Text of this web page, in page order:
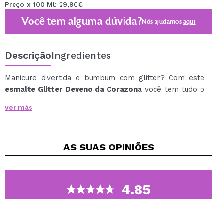
Preço x 100 Ml: 29,90€
Você tem alguma dúvida?Nós ajudamosaqui
DescriçãoIngredientes
Manicure divertida e bumbum com glitter? Com este
esmalte Glitter Deveno da Corazona você tem tudo o
Use sozinho ou combine com os demais esmaltes sem
Os vernizes Corazona Glitter estão disponíveis numa
todos!
Para melhores resultados, use o esmalte em
combinação com o top coat e o baseco Corazona, e
ver más
AS SUAS OPINIÕES
4.85